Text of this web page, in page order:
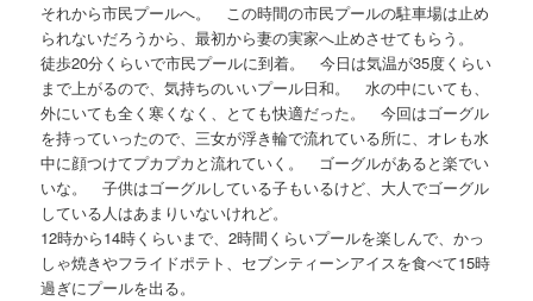
それから市民プールへ。 この時間の市民プールの駐車場は止め
られないだろうから、最初から妻の実家へ止めさせてもらう。
徒歩20分くらいで市民プールに到着。 今日は気温が35度くらい
まで上がるので、気持ちのいいプール日和。 水の中にいても、
外にいても全く寒くなく、とても快適だった。 今回はゴーグル
を持っていったので、三女が浮き輪で流れている所に、オレも水
中に顔つけてプカプカと流れていく。 ゴーグルがあると楽でい
いな。 子供はゴーグルしている子もいるけど、大人でゴーグル
している人はあまりいないけれど。
12時から14時くらいまで、2時間くらいプールを楽しんで、かっ
しゃ焼きやフライドポテト、セブンティーンアイスを食べて15時
過ぎにプールを出る。